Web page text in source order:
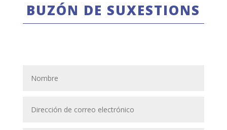
BUZÓN DE SUXESTIONS